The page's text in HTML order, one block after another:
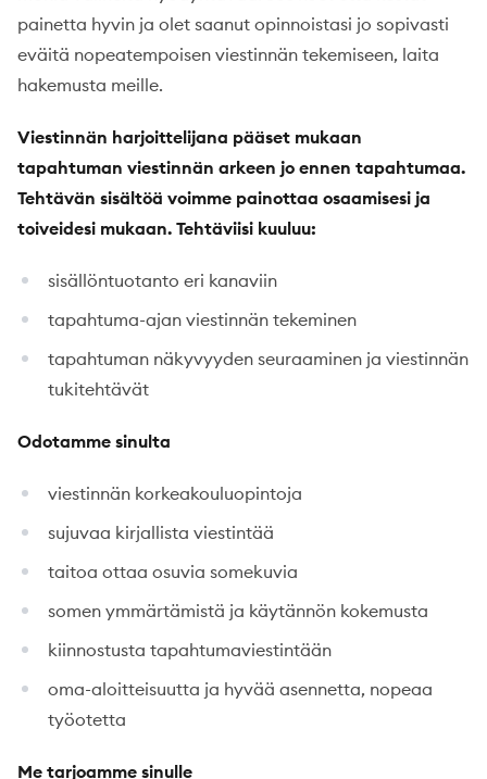
painetta hyvin ja olet saanut opinnoistasi jo sopivasti
eväitä nopeatempoisen viestinnän tekemiseen, laita
hakemusta meille.
Viestinnän harjoittelijana pääset mukaan
tapahtuman viestinnän arkeen jo ennen tapahtumaa.
Tehtävän sisältöä voimme painottaa osaamisesi ja
toiveidesi mukaan. Tehtäviisi kuuluu:
sisällöntuotanto eri kanaviin
tapahtuma-ajan viestinnän tekeminen
tapahtuman näkyvyyden seuraaminen ja viestinnän
tukitehtävät
Odotamme sinulta
viestinnän korkeakouluopintoja
sujuvaa kirjallista viestintää
taitoa ottaa osuvia somekuvia
somen ymmärtämistä ja käytännön kokemusta
kiinnostusta tapahtumaviestintään
oma-aloitteisuutta ja hyvää asennetta, nopeaa
työotetta
Me tarjoamme sinulle